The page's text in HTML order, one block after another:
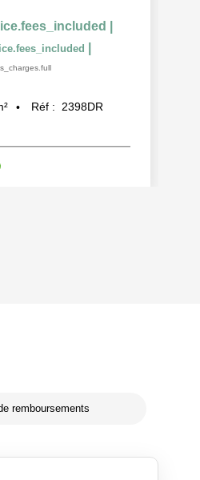
Réf : 2398DR
remboursements